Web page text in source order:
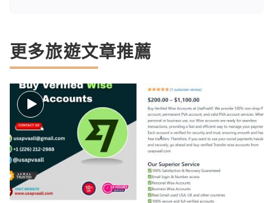
更多旅遊文章推薦